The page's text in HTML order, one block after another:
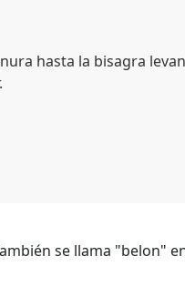
hasta la bisagra
se llama "belon"